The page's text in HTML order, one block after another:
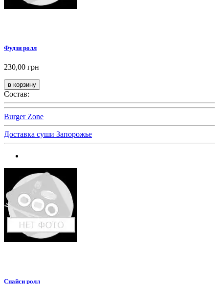
Фудзи ролл
230,00 грн
Состав:
Burger Zone
Доставка суши Запорожье
Спайси ролл